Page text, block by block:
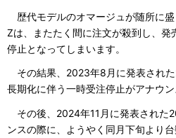
歴代モデルのオマージュが随所に
Zは、またたく間に注文が殺到し、
停止となってしまいます。
その結果、2023年8月に発表され
長期化に伴う一時受注停止がアナウン
その後、2024年11月に発表された
ンスの際に、ようやく同月下旬より